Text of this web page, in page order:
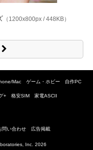
（1200x800px / 448KB）
Mac ゲーム・ホビー 自作PC
+ 格安SIM 家電ASCII
問い合わせ 広告掲載
Inc. 2026